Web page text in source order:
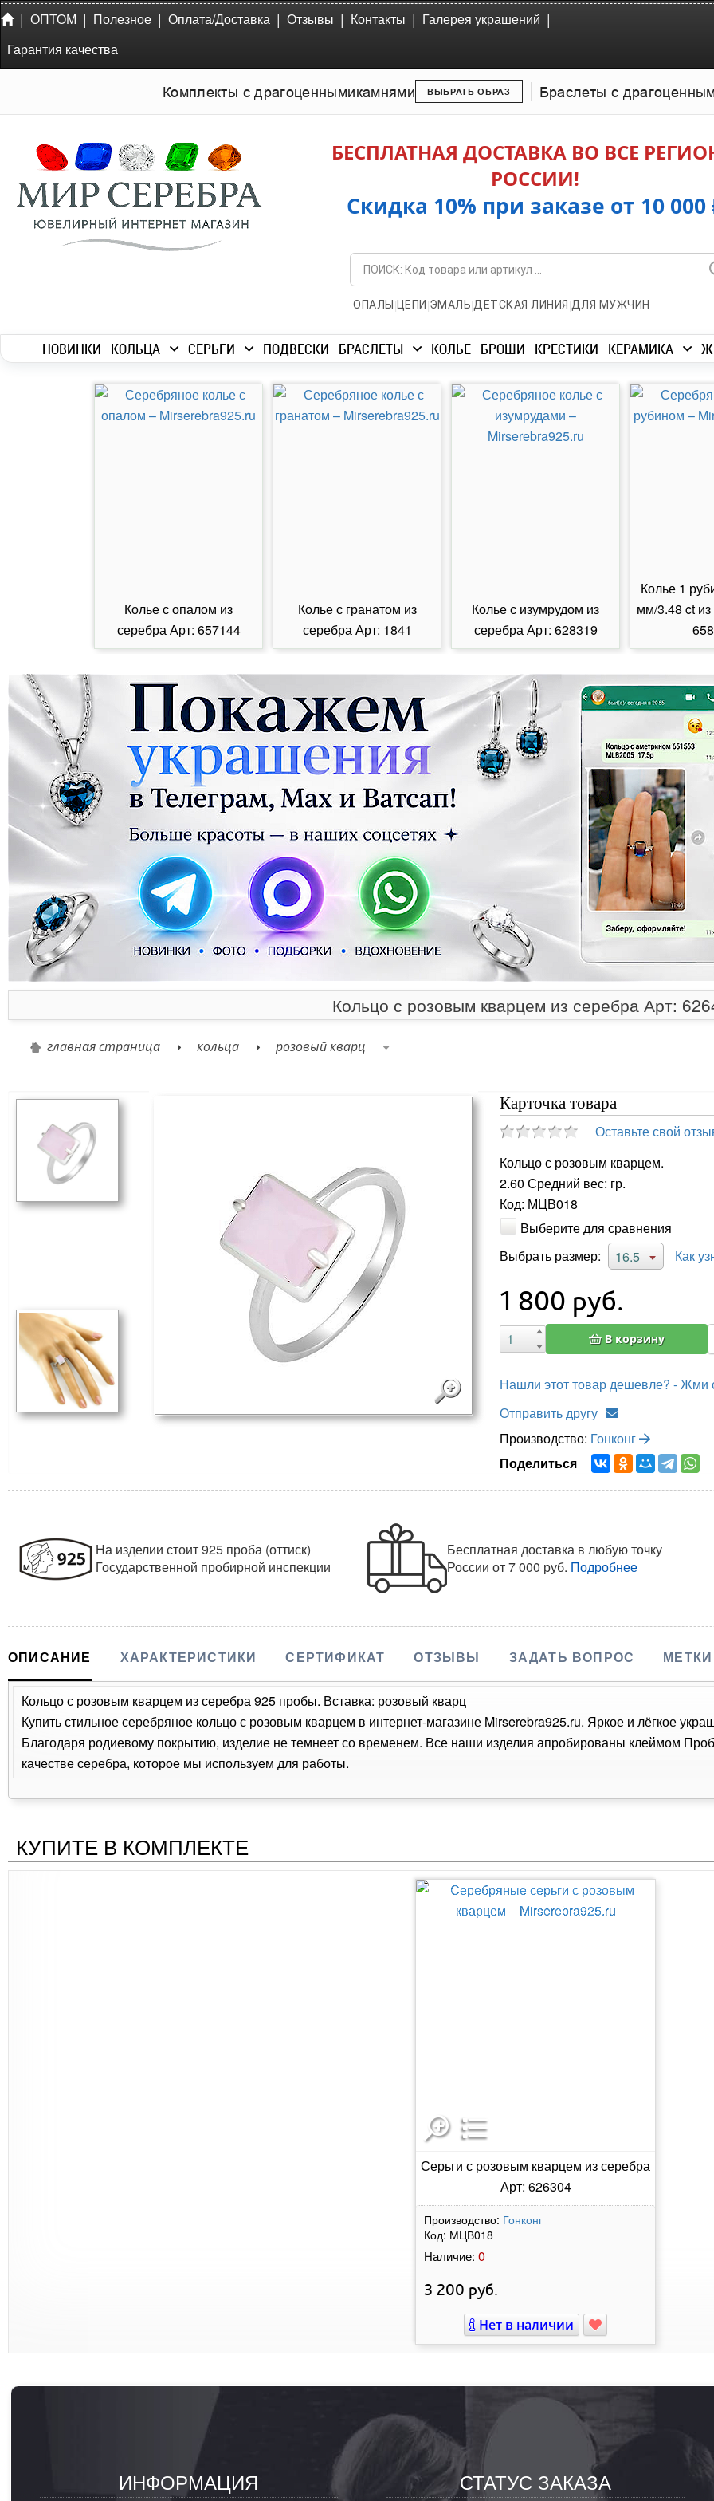
| ОПТОМ | Полезное | Оплата/Доставка | Отзывы | Контакты | Галерея украшений |
Гарантия качества
Комплекты с драгоценнымикамнями ВЫБРАТЬ ОБРАЗ Браслеты с
БЕСПЛАТНАЯ ДОСТАВКА ВО ВСЕ
РОССИИ!
Скидка 10% при заказе от 10 000
ОПАЛЫ | ЦЕПИ |ЭМАЛЬ|ДЕТСКАЯ ЛИНИЯ |ДЛЯ МУЖЧИН
НОВИНКИ КОЛЬЦА СЕРЬГИ ПОДВЕСКИ БРАСЛЕТЫ КОЛЬЕ БРОШИ КРЕСТИКИ КЕРАМИКА
Колье с опалом из
серебра Арт: 657144
Колье с гранатом из
серебра Арт: 1841
Колье с изумрудом из
серебра Арт: 628319
Колье 1
мм/3.48 ct
Кольцо с розовым кварцем из серебра Арт:
главная страница кольца розовый кварц
Карточка товара
Оставьте свой
Кольцо с розовым кварцем.
2.60 Средний вес: гр.
Код: МЦВ018
Выберите для сравнения
Выбрать размер:
16.5 Как
1 800 руб.
В корзину
Нашли этот товар дешевле? - Жми
Отправить другу
Производство: Гонконг
Поделиться
На изделии стоит 925 проба (оттиск)
Государственной пробирной инспекции
Бесплатная доставка в любую точку
Россииот 7 000 руб. Подробнее
ОПИСАНИЕ ХАРАКТЕРИСТИКИ СЕРТИФИКАТ ОТЗЫВЫ ЗАДАТЬ ВОПРОС МЕТКИ
Кольцо с розовым кварцем из серебра 925 пробы. Вставка: розовый кварц
Купить стильное серебряное кольцо с розовым кварцем в интернет-магазине Mirserebra925.ru. Яркое и лёгкое
Благодаря родиевому покрытию, изделие не темнеет со временем. Все наши изделия апробированы клеймом
качестве серебра, которое мы используем для работы.
КУПИТЕ В КОМПЛЕКТЕ
Серьги с розовым кварцем из серебра
Арт: 626304
Производство: Гонконг
Код: МЦВ018
Наличие: 0
3 200 руб.
Нет в наличии
ИНФОРМАЦИЯ СТАТУС ЗАКАЗА